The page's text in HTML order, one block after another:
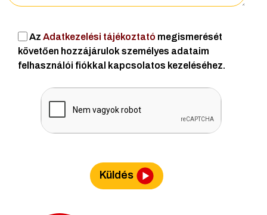
Az Adatkezelési tájékoztató megismerését
követően hozzájárulok személyes adataim
felhasználói fiókkal kapcsolatos kezeléséhez.
Küldés